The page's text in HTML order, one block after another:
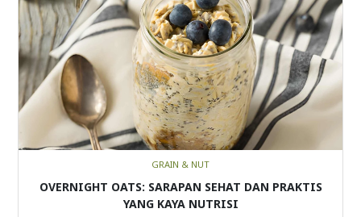
GRAIN & NUT
OVERNIGHT OATS: SARAPAN SEHAT DAN PRAKTIS
YANG KAYA NUTRISI